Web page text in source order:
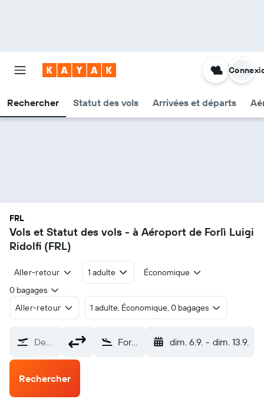
Rechercher Statut des vols Arrivées et départs
FRL
Vols et Statut des vols - à Aéroport de Forlì Luigi
Ridolfi (FRL)
Aller-retour 1 adulte
Économique
0 bagages
Aller-retour
1 adulte, Économique, 0 bagages
De… Forlì Luigi Ridolfi (FRL) dim. 6.9. - dim. 13.9.
Rechercher